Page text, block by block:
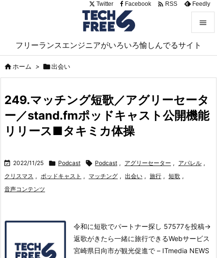
フリーランスエンジニアがいろいろ愉しんでるサイト


サイド

前へ

Twitter Facebook  RSS Feedly
ホーム > 出会い
249.マッチング短歌／アグリーセータ
ー／stand.fmポッドキャスト公開機能
リリース■タキミカ体操
 2022/11/25  Podcast  Podcast , アグリーセーター , アパレル ,
クリスマス , ポッドキャスト , マッチング , 出会い , 旅行 , 短歌 ,
音声コンテンツ
令和に短歌でパートナー探し 57577を投稿→
返歌がきたら一緒に旅行できるWebサービス
宮崎県日向市が観光促進で – ITmedia NEWS